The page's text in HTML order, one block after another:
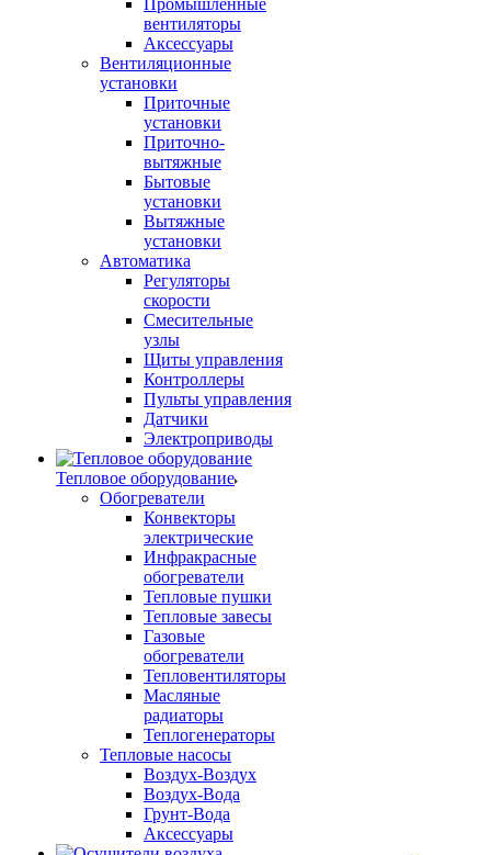
Промышленные
вентиляторы
Аксессуары
Вентиляционные
установки
Приточные
установки
Приточно-
вытяжные
Бытовые
установки
Вытяжные
установки
Автоматика
Регуляторы
скорости
Смесительные
узлы
Щиты управления
Контроллеры
Пульты управления
Датчики
Электроприводы
Тепловое оборудование
Обогреватели
Конвекторы
электрические
Инфракрасные
обогреватели
Тепловые пушки
Тепловые завесы
Газовые
обогреватели
Тепловентиляторы
Масляные
радиаторы
Теплогенераторы
Тепловые насосы
Воздух-Воздух
Воздух-Вода
Грунт-Вода
Аксессуары